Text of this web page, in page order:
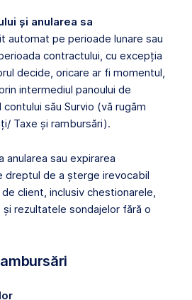
și anularea sa
automat pe perioade lunare sau
contractului, cu excepția
decide, oricare ar fi momentul,
intermediul panoului de
său Survio (vă rugăm
Taxe și rambursări).
anularea sau expirarea
dreptul de a șterge irevocabil
client, inclusiv chestionarele,
rezultatele sondajelor fără o